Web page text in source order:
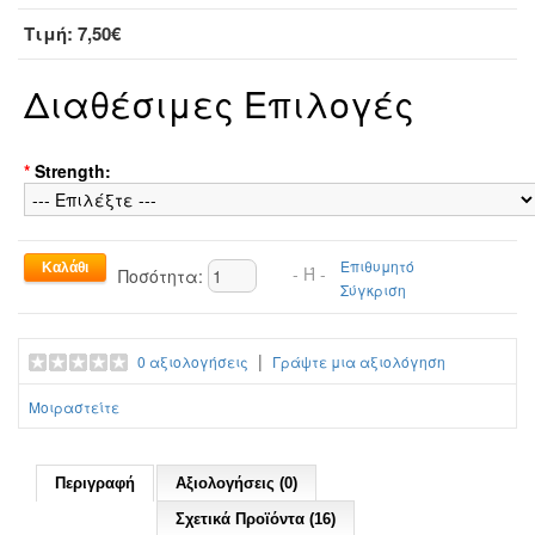
Τιμή: 7,50€
Διαθέσιμες Επιλογές
* Strength:
Ποσότητα: - Ή -
Επιθυμητό
Σύγκριση
0 αξιολογήσεις | Γράψτε μια αξιολόγηση
Μοιραστείτε
Περιγραφή
Αξιολογήσεις (0)
Σχετικά Προϊόντα (16)